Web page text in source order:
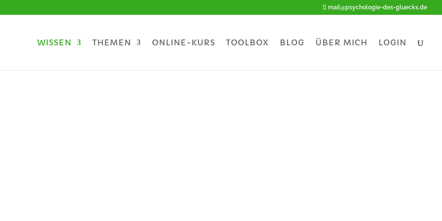
mail@psychologie-des-gluecks.de
WISSEN THEMEN ONLINE-KURS TOOLBOX BLOG ÜBER MICH LOGIN